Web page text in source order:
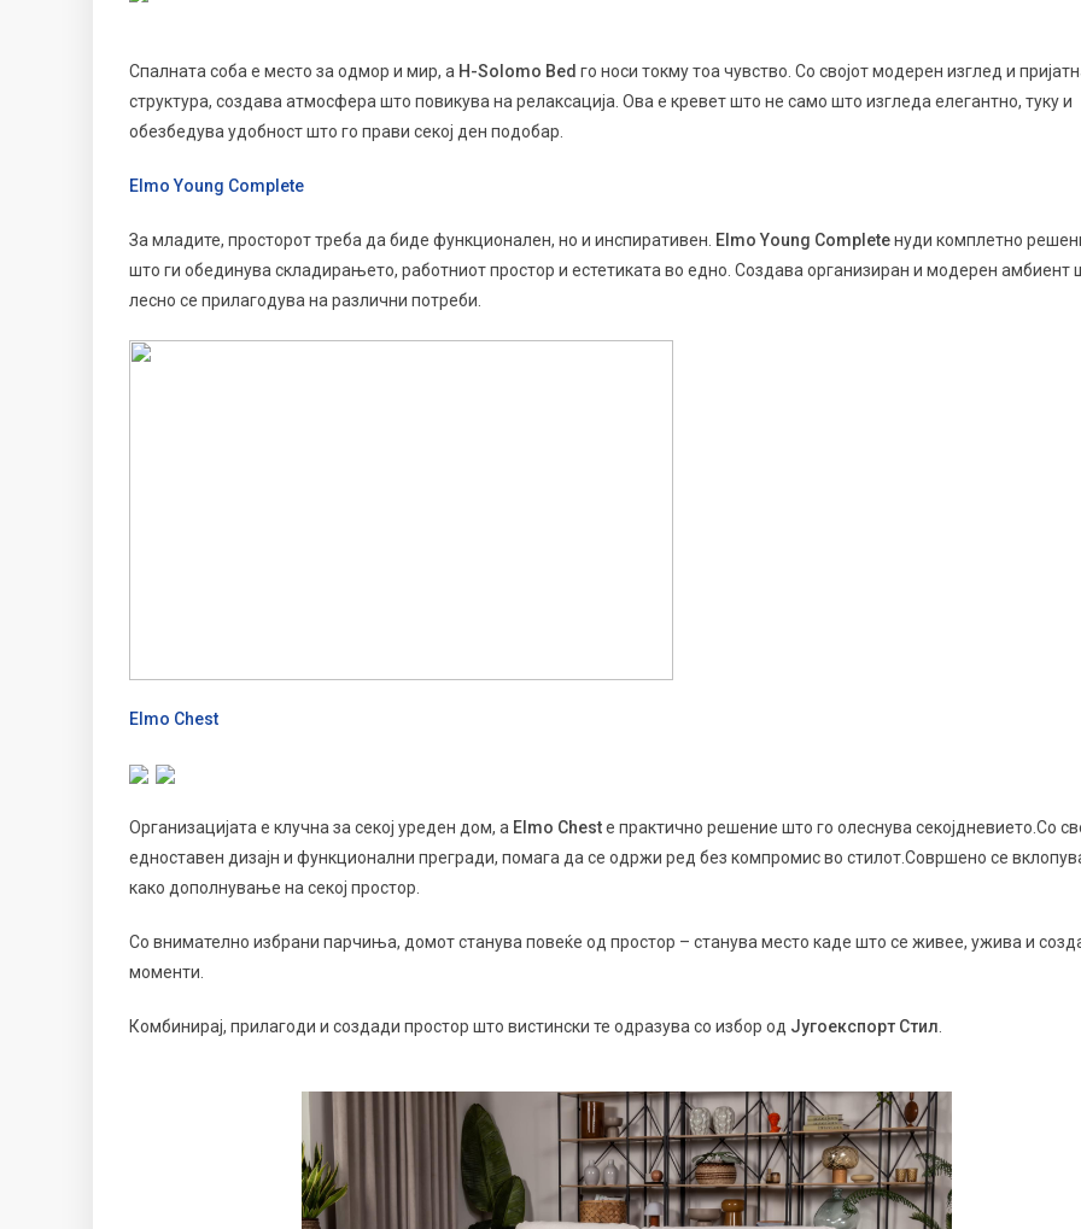
Спалната соба е место за одмор и мир, а H-Solomo Bed го носи токму тоа чувство. Со својот модерен изглед и
структура, создава атмосфера што повикува на релаксација. Ова е кревет што не само што изгледа елегантно, туку и
обезбедува удобност што го прави секој ден подобар.
Elmo Young Complete
За младите, просторот треба да биде функционален, но и инспиративен. Elmo Young Completeнуди комплетно
што ги обединува складирањето, работниот простор и естетиката во едно. Создава организиран и модерен амбиент
лесно се прилагодува на различни потреби.
Elmo Chest
Организацијата е клучна за секој уреден дом, а Elmo Chestе практично решение што го олеснува секојдневието.Со
едноставен дизајн и функционални прегради, помага да се одржи ред без компромис во стилот.Совршено се
како дополнување на секој простор.
Со внимателно избрани парчиња, домот станува повеќе од простор – станува место каде што се живее, ужива и
моменти.
Комбинирај, прилагоди и создади простор што вистински те одразува со избор од Југоекспорт Стил